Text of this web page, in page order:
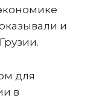
и
для
в